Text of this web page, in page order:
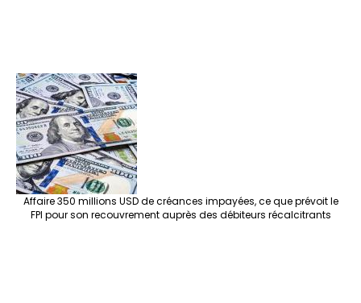
Affaire 350 millions USD de créances impayées, ce que prévoit le
FPI pour son recouvrement auprès des débiteurs récalcitrants